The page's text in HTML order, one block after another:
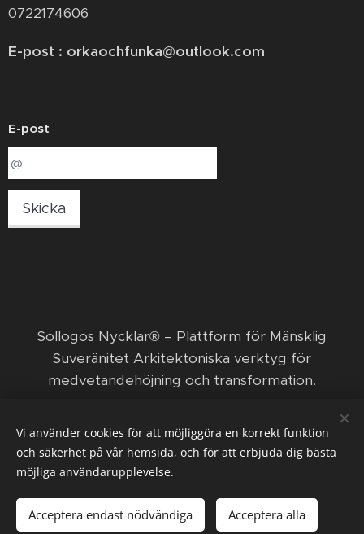
0722174606
E-post : orkaochfunka@outlook.com
E-post
Skicka
​Sollogos Nycklar® – Plattform för Mänsklig
Suveränitet Arkitektoniska verktyg för
medvetandehöjning och transformation. ​
© 2026 Sollogos Nycklar ägs och förvaltas av den
ekonomiska föreningen Nya positiva framsteg med
Orka och Funka.
Cookies
Vi använder cookies för att möjliggöra en korrekt funktion
och säkerhet på vår hemsida, och för att erbjuda dig bästa
möjliga användarupplevelse.
Acceptera endast nödvändiga Acceptera alla